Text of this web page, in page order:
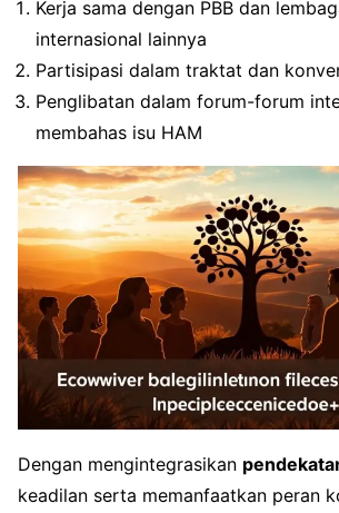
Kerja sama dengan PBB dan
internasional lainnya
Partisipasi dalam traktat dan
Penglibatan dalam forum-forum
membahas isu HAM
Dengan mengintegrasikan
keadilan serta memanfaatkan peran